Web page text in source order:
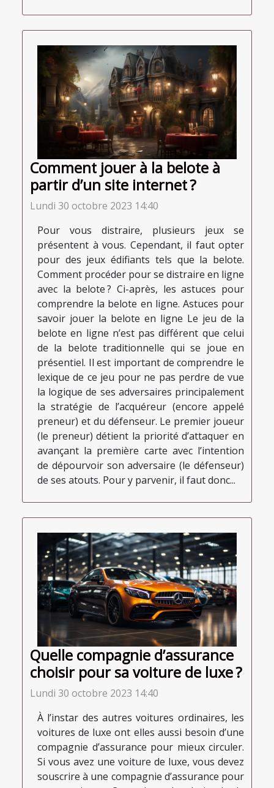
Comment jouer à la belote à
partir d’un site internet ?
Lundi 30 octobre 2023 14:40
Pour vous distraire, plusieurs jeux se
présentent à vous. Cependant, il faut opter
pour des jeux édifiants tels que la belote.
Comment procéder pour se distraire en ligne
avec la belote ? Ci-après, les astuces pour
comprendre la belote en ligne. Astuces pour
savoir jouer la belote en ligne Le jeu de la
belote en ligne n’est pas différent que celui
de la belote traditionnelle qui se joue en
présentiel. Il est important de comprendre le
lexique de ce jeu pour ne pas perdre de vue
la logique de ses adversaires principalement
la stratégie de l’acquéreur (encore appelé
preneur) et du défenseur. Le premier joueur
(le preneur) détient la priorité d’attaquer en
avançant la première carte avec l’intention
de dépourvoir son adversaire (le défenseur)
de ses atouts. Pour y parvenir, il faut donc...
Quelle compagnie d’assurance
choisir pour sa voiture de luxe ?
Lundi 30 octobre 2023 14:40
À l’instar des autres voitures ordinaires, les
voitures de luxe ont elles aussi besoin d’une
compagnie d’assurance pour mieux circuler.
Si vous avez une voiture de luxe, vous devez
souscrire à une compagnie d’assurance pour